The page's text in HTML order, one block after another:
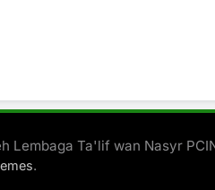
Lembaga Ta'lif wan Nasyr
.